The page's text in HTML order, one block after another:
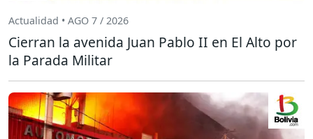
Actualidad • AGO 7 / 2026
Cierran la avenida Juan Pablo II en El Alto por
la Parada Militar